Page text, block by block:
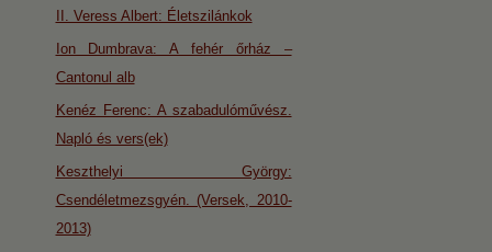
II. Veress Albert: Életszilánkok
Ion Dumbrava: A fehér őrház –
Cantonul alb
Kenéz Ferenc: A szabadulóművész.
Napló és vers(ek)
Keszthelyi György:
Csendéletmezsgyén. (Versek, 2010-
2013)